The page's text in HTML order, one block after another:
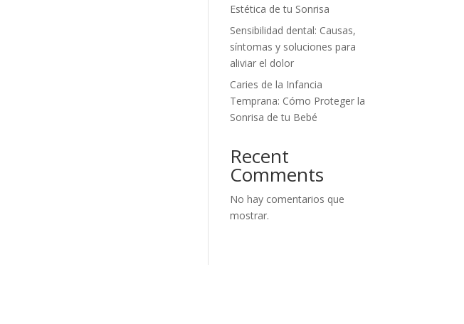
Estética de tu Sonrisa
Sensibilidad dental: Causas,
síntomas y soluciones para
aliviar el dolor
Caries de la Infancia
Temprana: Cómo Proteger la
Sonrisa de tu Bebé
Recent
Comments
No hay comentarios que
mostrar.